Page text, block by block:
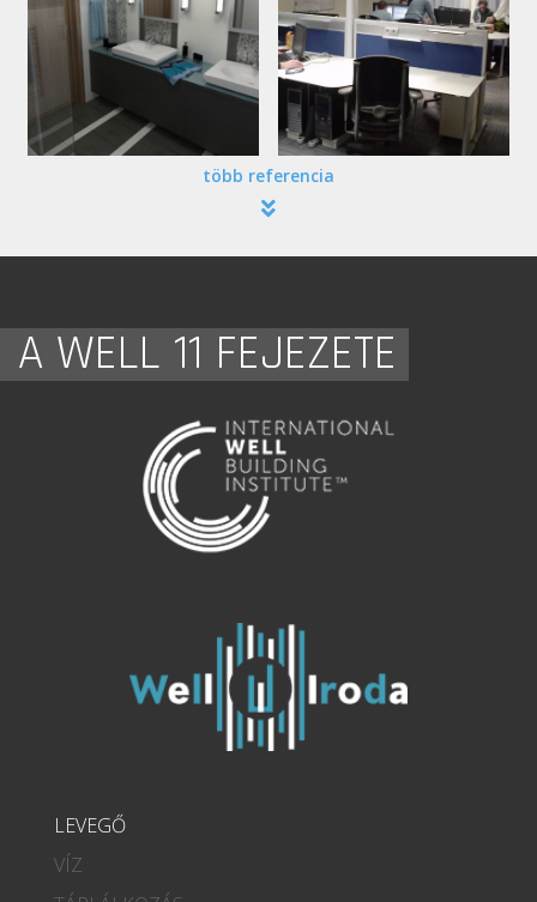
több referencia
A WELL 11 FEJEZETE
LEVEGŐ
VÍZ